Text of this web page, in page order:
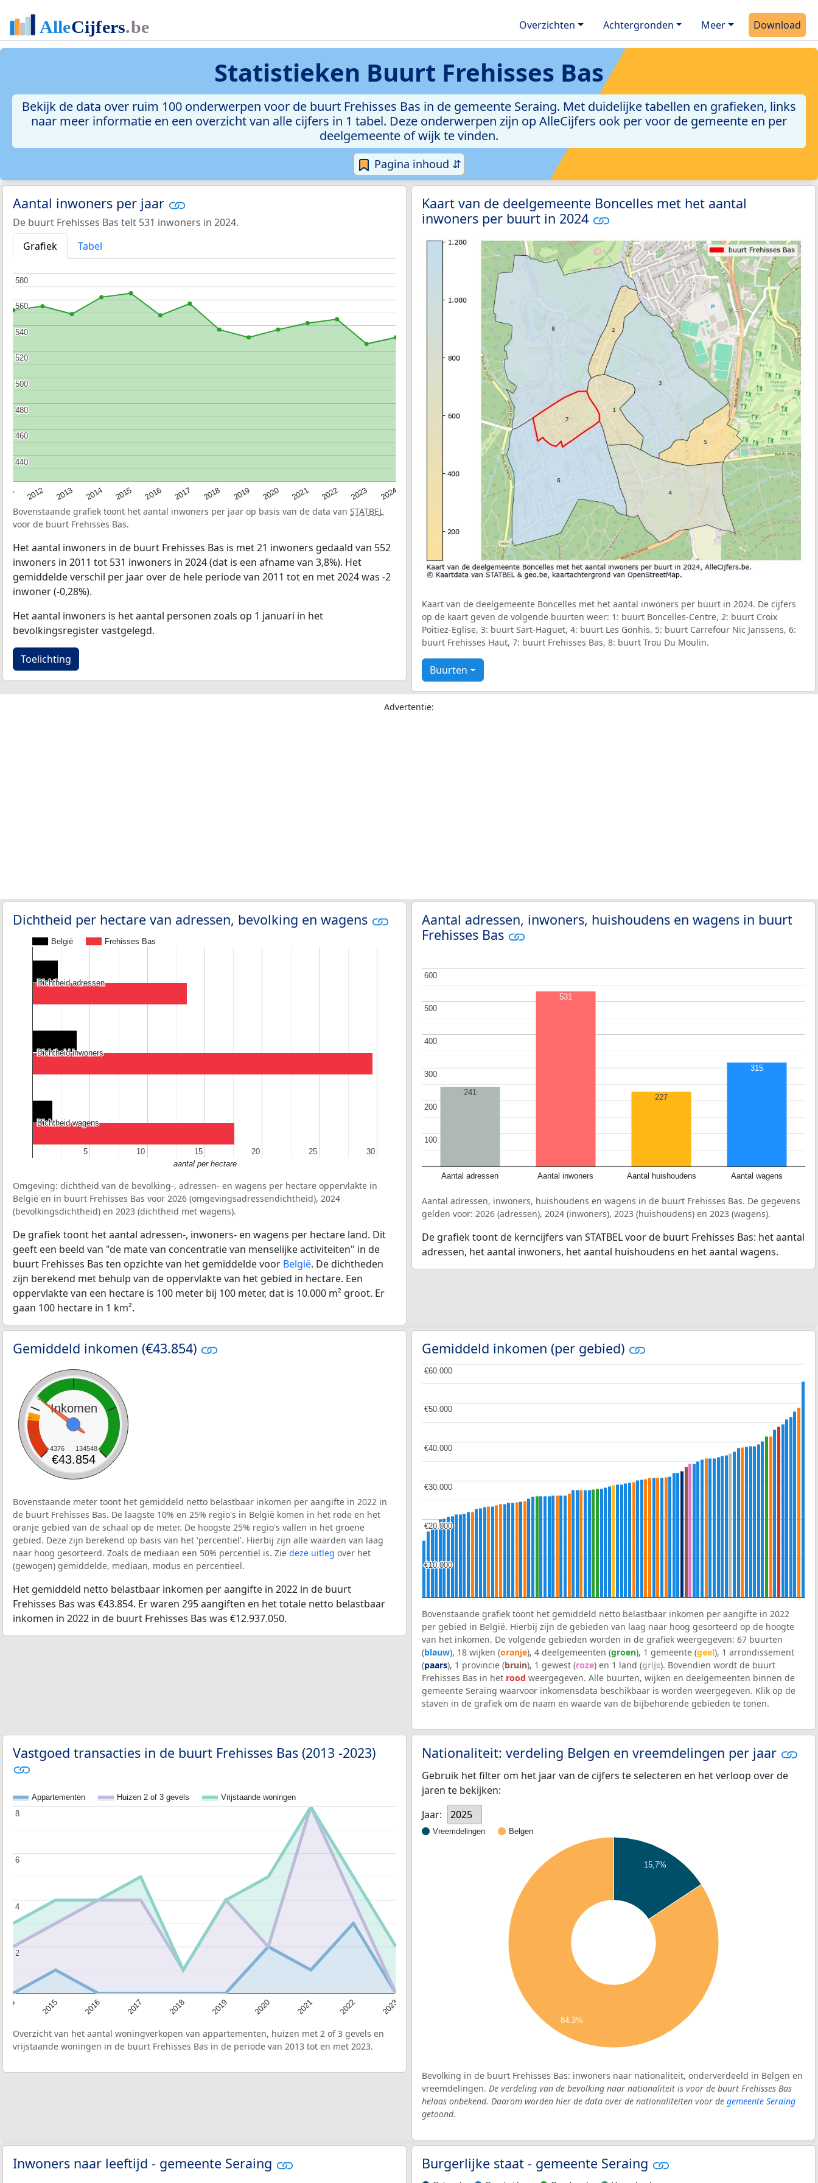
Overzichten Achtergronden Meer Download
Statistieken Buurt Frehisses Bas
Bekijk de data over ruim 100 onderwerpen voor de buurt Frehisses Bas in de gemeente Seraing. Met duidelijke tabellen en grafieken, links
naar meer informatie en een overzicht van alle cijfers in 1 tabel. Deze onderwerpen zijn op AlleCijfers ook per voor de gemeente en per
deelgemeente of wijk te vinden.
Pagina inhoud ⇵
Aantal inwoners per jaar
De buurt Frehisses Bas telt 531 inwoners in 2024.
Grafiek
Tabel
2012 2013 2014 2015 2016 2017 2018 2019 2020 2021 2022 2023 2024
440
440
460
460
480
480
500
500
520
520
540
540
560
560
580
580
Bovenstaande grafiek toont het aantal inwoners per jaar op basis van de data van STATBEL
voor de buurt Frehisses Bas.
Het aantal inwoners in de buurt Frehisses Bas is met 21 inwoners gedaald van 552
inwoners in 2011 tot 531 inwoners in 2024 (dat is een afname van 3,8%). Het
gemiddelde verschil per jaar over de hele periode van 2011 tot en met 2024 was -2
inwoner (-0,28%).
Het aantal inwoners is het aantal personen zoals op 1 januari in het
bevolkingsregister vastgelegd.
Toelichting
Kaart van de deelgemeente Boncelles met het aantal
inwoners per buurt in 2024
Kaart van de deelgemeente Boncelles met het aantal inwoners per buurt in 2024. De cijfers
op de kaart geven de volgende buurten weer: 1: buurt Boncelles-Centre, 2: buurt Croix
Poitiez-Eglise, 3: buurt Sart-Haguet, 4: buurt Les Gonhis, 5: buurt Carrefour Nic Janssens, 6:
buurt Frehisses Haut, 7: buurt Frehisses Bas, 8: buurt Trou Du Moulin.
Buurten
Advertentie:
Dichtheid per hectare van adressen, bevolking en wagens
België Frehisses Bas
5
5 10
10 15
15 20
20 25
25 30
30
Dichtheid adressen
Dichtheid adressen
Dichtheid inwoners
Dichtheid inwoners
Dichtheid wagens
Dichtheid wagens
aantal per hectare
Omgeving: dichtheid van de bevolking-, adressen- en wagens per hectare oppervlakte in
België en in buurt Frehisses Bas voor 2026 (omgevingsadressendichtheid), 2024
(bevolkingsdichtheid) en 2023 (dichtheid met wagens).
De grafiek toont het aantal adressen-, inwoners- en wagens per hectare land. Dit
geeft een beeld van "de mate van concentratie van menselijke activiteiten" in de
buurt Frehisses Bas ten opzichte van het gemiddelde voor België. De dichtheden
zijn berekend met behulp van de oppervlakte van het gebied in hectare. Een
oppervlakte van een hectare is 100 meter bij 100 meter, dat is 10.000 m² groot. Er
gaan 100 hectare in 1 km².
Aantal adressen, inwoners, huishoudens en wagens in buurt
Frehisses Bas
Aantal adressen Aantal inwoners Aantal huishoudens Aantal wagens
100
100
200
200
300
300
400
400
500
500
600
600
241
531
227
315
Aantal adressen, inwoners, huishoudens en wagens in de buurt Frehisses Bas. De gegevens
gelden voor: 2026 (adressen), 2024 (inwoners), 2023 (huishoudens) en 2023 (wagens).
De grafiek toont de kerncijfers van STATBEL voor de buurt Frehisses Bas: het aantal
adressen, het aantal inwoners, het aantal huishoudens en het aantal wagens.
Gemiddeld inkomen (€43.854)
Inkomen
4376 134548
€43.854
Bovenstaande meter toont het gemiddeld netto belastbaar inkomen per aangifte in 2022 in
de buurt Frehisses Bas. De laagste 10% en 25% regio's in België komen in het rode en het
oranje gebied van de schaal op de meter. De hoogste 25% regio's vallen in het groene
gebied. Deze zijn berekend op basis van het 'percentiel'. Hierbij zijn alle waarden van laag
naar hoog gesorteerd. Zoals de mediaan een 50% percentiel is. Zie deze uitleg over het
(gewogen) gemiddelde, mediaan, modus en percentieel.
Het gemiddeld netto belastbaar inkomen per aangifte in 2022 in de buurt
Frehisses Bas was €43.854. Er waren 295 aangiften en het totale netto belastbaar
inkomen in 2022 in de buurt Frehisses Bas was €12.937.050.
Gemiddeld inkomen (per gebied)
€10.000
€10.000
€20.000
€20.000
€30.000
€30.000
€40.000
€40.000
€50.000
€50.000
€60.000
€60.000
Bovenstaande grafiek toont het gemiddeld netto belastbaar inkomen per aangifte in 2022
per gebied in België. Hierbij zijn de gebieden van laag naar hoog gesorteerd op de hoogte
van het inkomen. De volgende gebieden worden in de grafiek weergegeven: 67 buurten
(blauw), 18 wijken (oranje), 4 deelgemeenten (groen), 1 gemeente (geel), 1 arrondissement
(paars), 1 provincie (bruin), 1 gewest (roze) en 1 land (grijs). Bovendien wordt de buurt
Frehisses Bas in het rood weergegeven. Alle buurten, wijken en deelgemeenten binnen de
gemeente Seraing waarvoor inkomensdata beschikbaar is worden weergegeven. Klik op de
staven in de grafiek om de naam en waarde van de bijbehorende gebieden te tonen.
Vastgoed transacties in de buurt Frehisses Bas (2013 -2023)
Appartementen Huizen 2 of 3 gevels Vrijstaande woningen
2015 2016 2017 2018 2019 2020 2021 2022 2023
2
2
4
4
6
6
8
8
Overzicht van het aantal woningverkopen van appartementen, huizen met 2 of 3 gevels en
vrijstaande woningen in de buurt Frehisses Bas in de periode van 2013 tot en met 2023.
Nationaliteit: verdeling Belgen en vreemdelingen per jaar
Gebruik het filter om het jaar van de cijfers te selecteren en het verloop over de
jaren te bekijken:
Jaar:
2025
Vreemdelingen Belgen
15,7%
84,3%
Bevolking in de buurt Frehisses Bas: inwoners naar nationaliteit, onderverdeeld in Belgen en
vreemdelingen. De verdeling van de bevolking naar nationaliteit is voor de buurt Frehisses Bas
helaas onbekend. Daarom worden hier de data over de nationaliteiten voor de gemeente Seraing
getoond.
Inwoners naar leeftijd - gemeente Seraing Burgerlijke staat - gemeente Seraing